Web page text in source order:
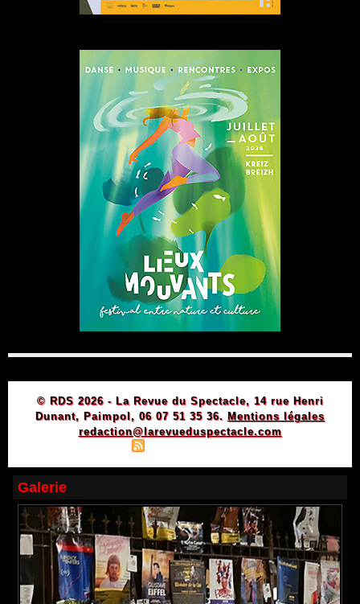
© RDS 2026 - La Revue du Spectacle, 14 rue Henri
Dunant, Paimpol, 06 07 51 35 36. Mentions légales
redaction@larevueduspectacle.com
Galerie